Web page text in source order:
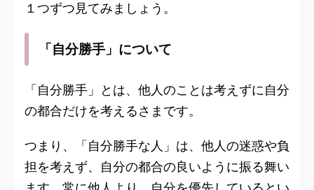
１つずつ見てみましょう。
「自分勝手」について
「自分勝手」とは、他人のことは考えずに自分
の都合だけを考えるさまです。
つまり、「自分勝手な人」は、他人の迷惑や負
担を考えず、自分の都合の良いように振る舞い